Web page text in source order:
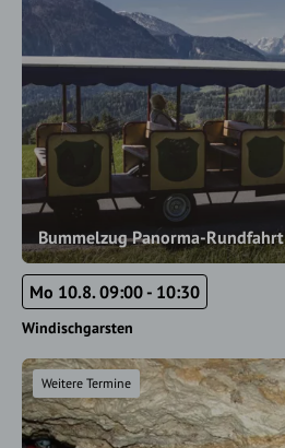
Bummelzug Panorma-Rundfahrt
Mo 10.8. 09:00 - 10:30
Windischgarsten
Weitere Termine